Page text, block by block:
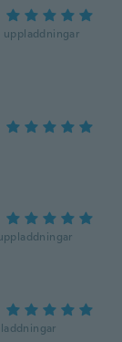
uppladdningar